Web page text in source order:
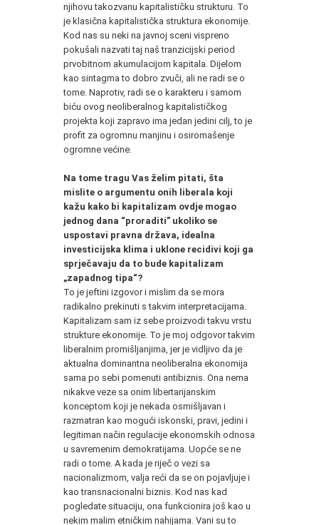
njihovu takozvanu kapitalističku strukturu. To
je klasična kapitalistička struktura ekonomije.
Kod nas su neki na javnoj sceni vispreno
pokušali nazvati taj naš tranzicijski period
prvobitnom akumulacijom kapitala. Dijelom
kao sintagma to dobro zvuči, ali ne radi se o
tome. Naprotiv, radi se o karakteru i samom
biću ovog neoliberalnog kapitalističkog
projekta koji zapravo ima jedan jedini cilj, to je
profit za ogromnu manjinu i osiromašenje
ogromne većine.
Na tome tragu Vas želim pitati, šta
mislite o argumentu onih liberala koji
kažu kako bi kapitalizam ovdje mogao
jednog dana “proraditi” ukoliko se
uspostavi pravna država, idealna
investicijska klima i uklone recidivi koji ga
sprječavaju da to bude kapitalizam
„zapadnog tipa“?
To je jeftini izgovor i mislim da se mora
radikalno prekinuti s takvim interpretacijama.
Kapitalizam sam iz sebe proizvodi takvu vrstu
strukture ekonomije. To je moj odgovor takvim
liberalnim promišljanjima, jer je vidljivo da je
aktualna dominantna neoliberalna ekonomija
sama po sebi pomenuti antibiznis. Ona nema
nikakve veze sa onim libertarijanskim
konceptom koji je nekada osmišljavan i
razmatran kao mogući iskonski, pravi, jedini i
legitiman način regulacije ekonomskih odnosa
u savremenim demokratijama. Uopće se ne
radi o tome. A kada je riječ o vezi sa
nacionalizmom, valja reći da se on pojavljuje i
kao transnacionalni biznis. Kod nas kad
pogledate situaciju, ona funkcionira još kao u
nekim malim etničkim nahijama. Vani su to